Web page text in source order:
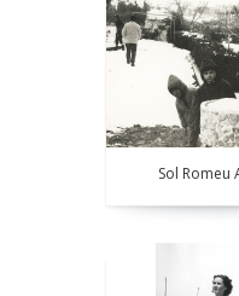
Sol Romeu